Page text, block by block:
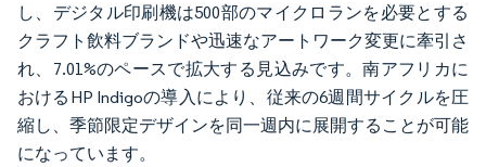
し、デジタル印刷機は500部のマイクロランを必要とする
クラフト飲料ブランドや迅速なアートワーク変更に牽引さ
れ、7.01%のペースで拡大する見込みです。南アフリカに
おけるHP Indigoの導入により、従来の6週間サイクルを圧
縮し、季節限定デザインを同一週内に展開することが可能
になっています。